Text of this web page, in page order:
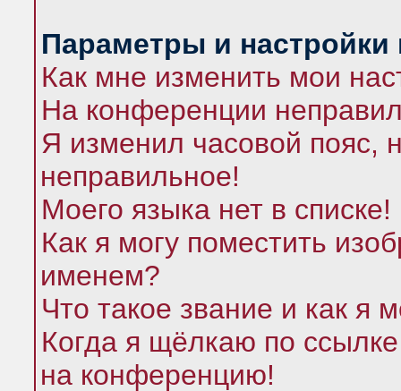
Параметры и настройки
Как мне изменить мои
На конференции
Я изменил часовой пояс,
неправильное!
Моего языка нет в списке!
Как я могу поместить
именем?
Что такое звание и как я
Когда я щёлкаю по
на конференцию!